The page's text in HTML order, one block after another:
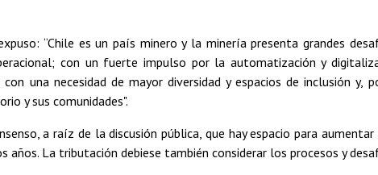
“Chile es un país minero y la minería presenta grandes
con un fuerte impulso por la automatización y
una necesidad de mayor diversidad y espacios de inclusión y,
y sus comunidades".
a raíz de la discusión pública, que hay espacio para
La tributación debiese también considerar los procesos y